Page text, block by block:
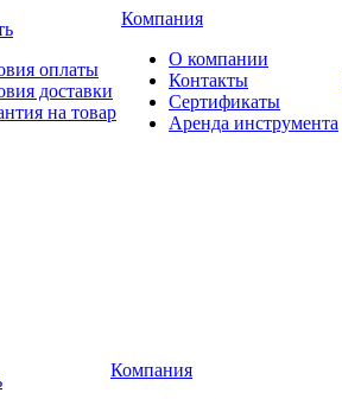
оплаты
доставки
на товар
Компания
О компании
Контакты
Сертификаты
Аренда инструмента
Компания